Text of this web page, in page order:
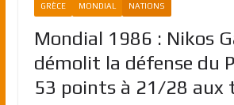
GRÈCE MONDIAL NATIONS
Mondial 1986 : Nikos
démolit la défense du
53 points à 21/28 aux